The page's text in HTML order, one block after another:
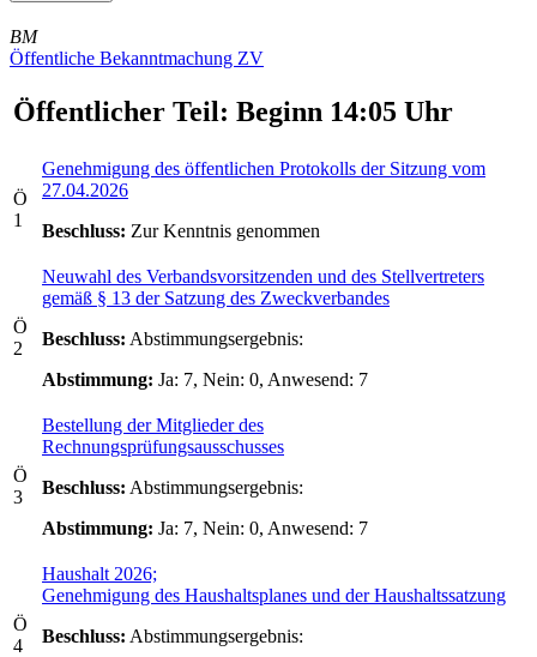
BM
Öffentliche Bekanntmachung ZV
Öffentlicher Teil: Beginn 14:05 Uhr
Ö
1
Genehmigung des öffentlichen Protokolls der Sitzung vom
27.04.2026
Beschluss: Zur Kenntnis genommen
Ö
2
Neuwahl des Verbandsvorsitzenden und des Stellvertreters
gemäß § 13 der Satzung des Zweckverbandes
Beschluss: Abstimmungsergebnis:
Abstimmung: Ja: 7, Nein: 0, Anwesend: 7
Ö
3
Bestellung der Mitglieder des
Rechnungsprüfungsausschusses
Beschluss: Abstimmungsergebnis:
Abstimmung: Ja: 7, Nein: 0, Anwesend: 7
Ö
4
Haushalt 2026;
Genehmigung des Haushaltsplanes und der Haushaltssatzung
Beschluss: Abstimmungsergebnis: